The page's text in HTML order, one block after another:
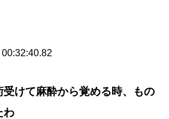
けて麻酔から覚める時、もの
わ